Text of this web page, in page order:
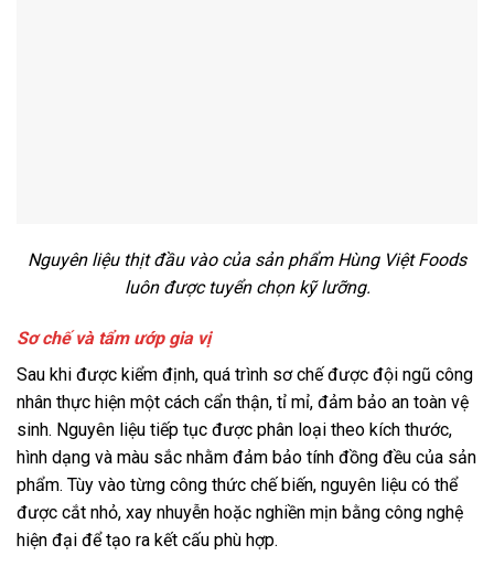
Nguyên liệu thịt đầu vào của sản phẩm Hùng Việt Foods
luôn được tuyển chọn kỹ lưỡng.
Sơ chế và tẩm ướp gia vị
Sau khi được kiểm định, quá trình sơ chế được đội ngũ công
nhân thực hiện một cách cẩn thận, tỉ mỉ, đảm bảo an toàn vệ
sinh. Nguyên liệu tiếp tục được phân loại theo kích thước,
hình dạng và màu sắc nhằm đảm bảo tính đồng đều của sản
phẩm. Tùy vào từng công thức chế biến, nguyên liệu có thể
được cắt nhỏ, xay nhuyễn hoặc nghiền mịn bằng công nghệ
hiện đại để tạo ra kết cấu phù hợp.